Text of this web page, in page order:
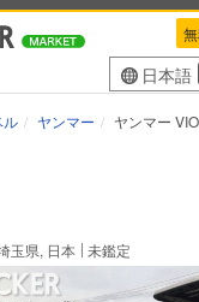
日本語
ル ヤンマー ヤンマー
玉県, 日本 未鑑定